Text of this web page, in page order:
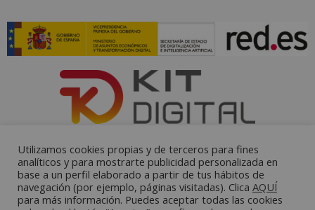
Utilizamos cookies propias y de terceros para fines
analíticos y para mostrarte publicidad personalizada en
base a un perfil elaborado a partir de tus hábitos de
navegación (por ejemplo, páginas visitadas). Clica AQUÍ
para más información. Puedes aceptar todas las cookies